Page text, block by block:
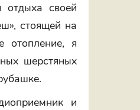
своей
стоящей на
отопление, я
шерстяных
и